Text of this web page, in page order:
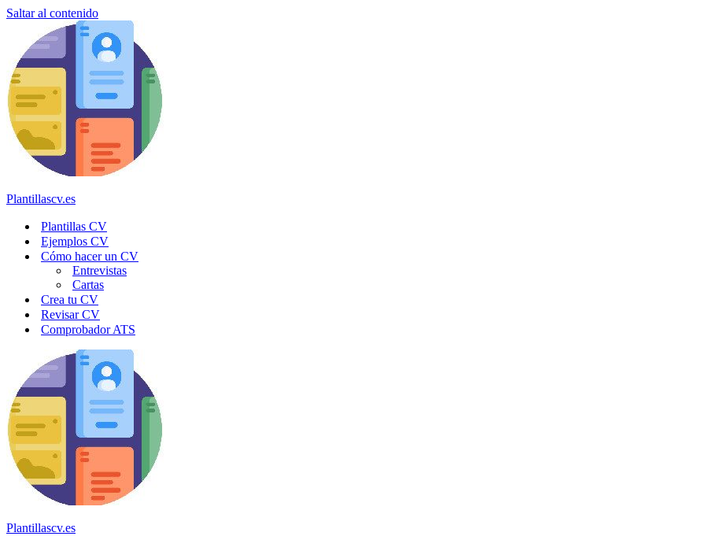
Saltar al contenido
Plantillascv.es
Plantillas CV
Ejemplos CV
Cómo hacer un CV
Entrevistas
Cartas
Crea tu CV
Revisar CV
Comprobador ATS
Plantillascv.es